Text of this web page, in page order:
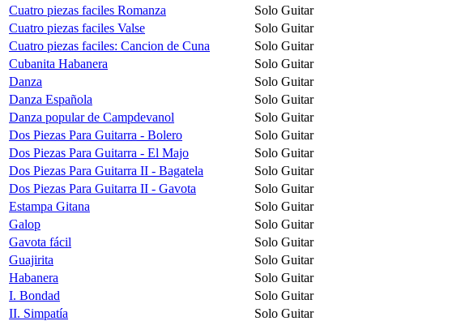
Cuatro piezas faciles Romanza
Solo Guitar
Cuatro piezas faciles Valse
Solo Guitar
Cuatro piezas faciles: Cancion de Cuna
Solo Guitar
Cubanita Habanera
Solo Guitar
Danza
Solo Guitar
Danza Española
Solo Guitar
Danza popular de Campdevanol
Solo Guitar
Dos Piezas Para Guitarra - Bolero
Solo Guitar
Dos Piezas Para Guitarra - El Majo
Solo Guitar
Dos Piezas Para Guitarra II - Bagatela
Solo Guitar
Dos Piezas Para Guitarra II - Gavota
Solo Guitar
Estampa Gitana
Solo Guitar
Galop
Solo Guitar
Gavota fácil
Solo Guitar
Guajirita
Solo Guitar
Habanera
Solo Guitar
I. Bondad
Solo Guitar
II. Simpatía
Solo Guitar